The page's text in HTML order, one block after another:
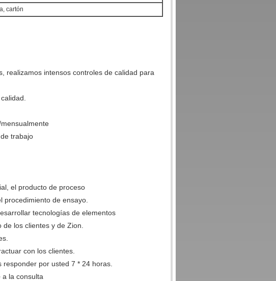
cartón
realizamos intensos controles de calidad para
trabajo
el producto de proceso
procedimiento de ensayo.
tecnologías de elementos
los clientes y de Zion.
con los clientes.
por usted 7 * 24 horas.
la consulta